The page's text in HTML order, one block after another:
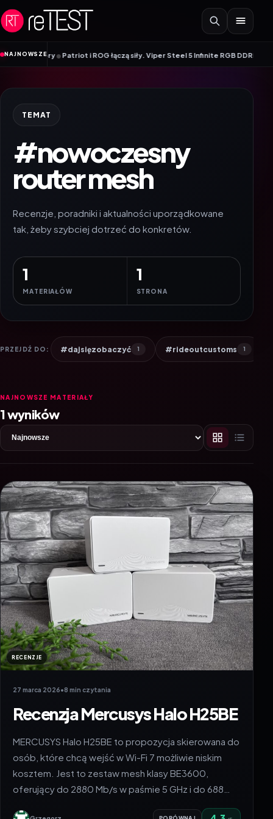
Przejdź do treści
NAJNOWSZE
monitory•Patriot i ROG łączą siły. Viper Steel 5 Infinite RGB DDR5 ROG
TEMAT
#nowoczesny
router mesh
Recenzje, poradniki i aktualności uporządkowane
tak, żeby szybciej dotrzeć do konkretów.
1
MATERIAŁÓW
1
STRONA
PRZEJDŹ DO: #dajsięzobaczyć 1 #rideoutcustoms 1
NAJNOWSZE MATERIAŁY
1 wyników
RECENZJE
27 marca 2026•8 min czytania
Recenzja Mercusys Halo H25BE
MERCUSYS Halo H25BE to propozycja skierowana do
osób, które chcą wejść w Wi-Fi 7 możliwie niskim
kosztem. Jest to zestaw mesh klasy BE3600,
oferujący do 2880 Mb/s w paśmie 5 GHz i do 688…